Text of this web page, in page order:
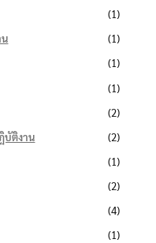
(1)
(1)
(1)
(1)
(2)
บัติงาน
(2)
(1)
(2)
(4)
(1)